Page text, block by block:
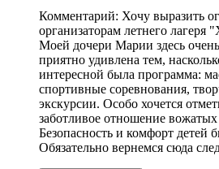
Комментарий: Хочу выразить
организаторам летнего лагеря
Моей дочери Марии здесь
приятно удивлена тем,
интересной была программа:
спортивные соревнования,
экскурсии. Особо хочется
заботливое отношение
Безопасность и комфорт детей
Обязательно вернемся сюда